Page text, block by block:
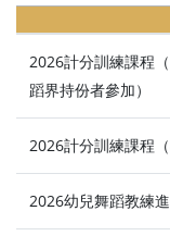
2026計分訓練課程
蹈界持份者參加）
2026計分訓練課程
2026幼兒舞蹈教練